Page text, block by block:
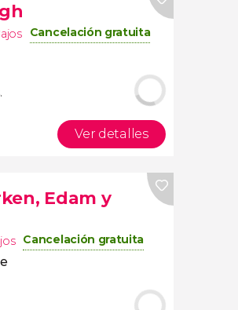
Cancelación gratuita
Ver detalles
Edam y
Cancelación gratuita